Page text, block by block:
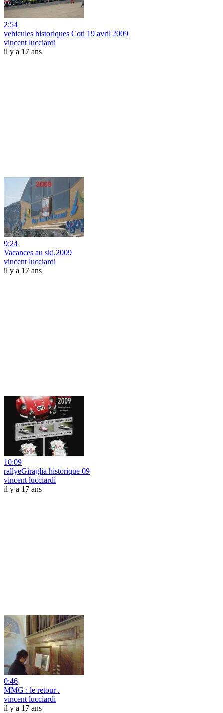
2:54
vehicules historiques Coti 19 avril 2009
vincent lucciardi
il y a 17 ans
9:24
Vacances au ski,2009
vincent lucciardi
il y a 17 ans
10:09
rallyeGiraglia historique 09
vincent lucciardi
il y a 17 ans
0:46
MMG : le retour .
vincent lucciardi
il y a 17 ans